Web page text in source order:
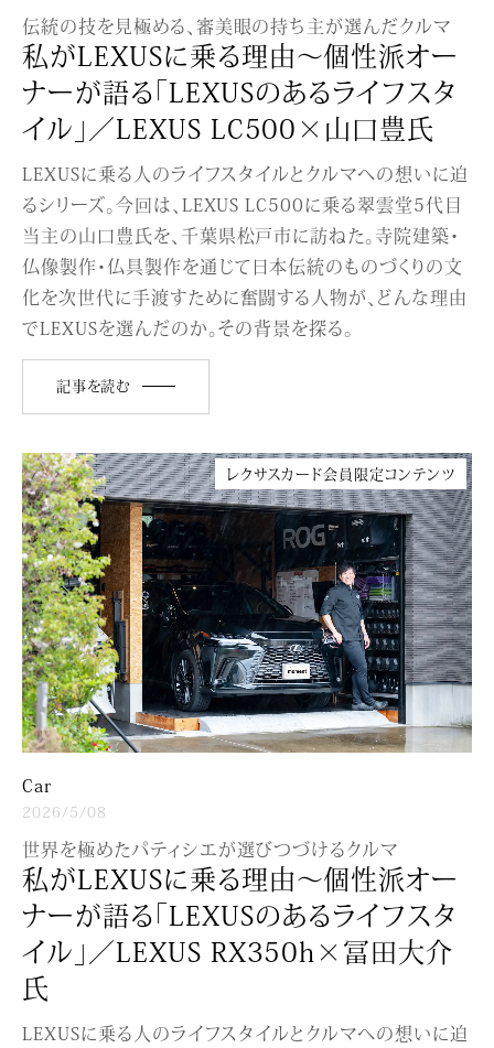
伝統の技を見極める、審美眼の持ち主が選んだクルマ
私がLEXUSに乗る理由〜個性派オー
ナーが語る「LEXUSのあるライフスタ
イル」／LEXUS LC500×山口豊氏
LEXUSに乗る人のライフスタイルとクルマへの想いに迫
るシリーズ。今回は、LEXUS LC500に乗る翠雲堂5代目
当主の山口豊氏を、千葉県松戸市に訪ねた。寺院建築・
仏像製作・仏具製作を通じて日本伝統のものづくりの文
化を次世代に手渡すために奮闘する人物が、どんな理由
でLEXUSを選んだのか。その背景を探る。
記事を読む
レクサスカード会員限定コンテンツ
Car
2026/5/08
世界を極めたパティシエが選びつづけるクルマ
私がLEXUSに乗る理由〜個性派オー
ナーが語る「LEXUSのあるライフスタ
イル」／LEXUS RX350h×冨田大介
氏
LEXUSに乗る人のライフスタイルとクルマへの想いに迫